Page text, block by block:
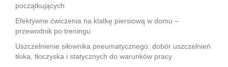
początkujących
Efektywne ćwiczenia na klatkę piersiową w domu –
przewodnik po treningu
Uszczelnienie siłownika pneumatycznego: dobór uszczelnień
tłoka, tłoczyska i statycznych do warunków pracy